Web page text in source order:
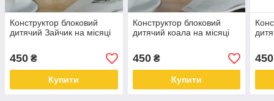
Конструктор блоковий
дитячий Зайчик на місяці
450 ₴
Купити
Конструктор блоковий
дитячий коала на місяці
450₴
Купити
450